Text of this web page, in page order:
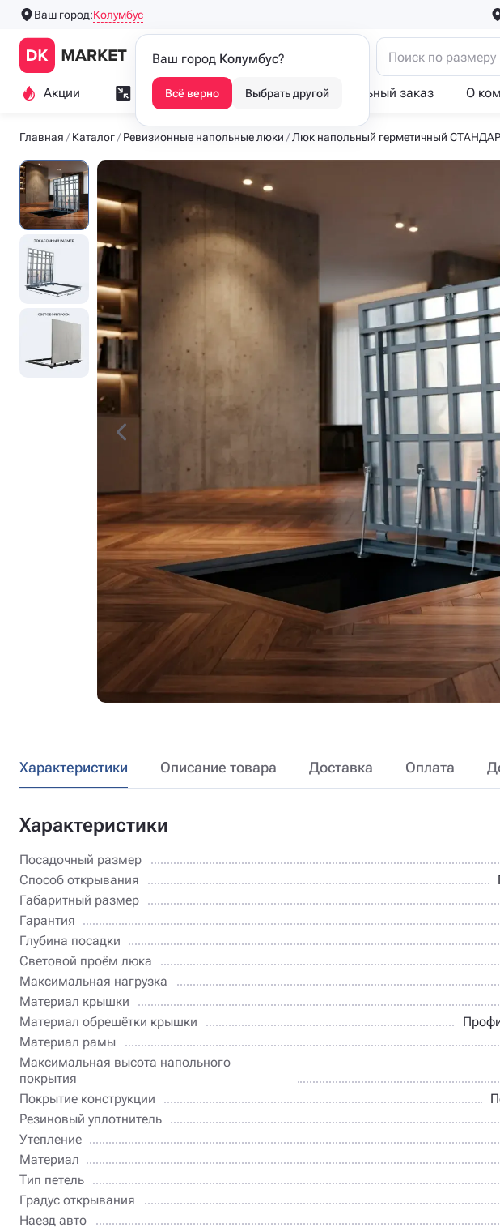
Ваш город:Колумбус
люки с 2016 года
Акции Замер и монтаж Индивидуальный заказ О
Главная Каталог Ревизионные напольные люки Люк напольный герметичный
Характеристики Описание товара Доставка Оплата
Характеристики
Посадочный размер
Способ открывания
Габаритный размер
Гарантия
Глубина посадки
Световой проём люка
Максимальная нагрузка
Материал крышки
Материал обрешётки крышки
Материал рамы
Максимальная высота напольного
покрытия
Покрытие конструкции
Резиновый уплотнитель
Утепление
Материал
Тип петель
Градус открывания
Наезд авто
Ваш город Колумбус?
Всё верно Выбрать другой